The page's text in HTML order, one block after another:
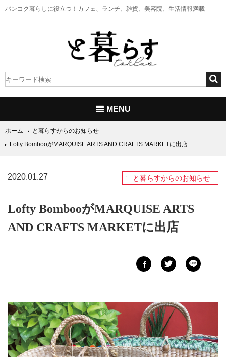
バンコク暮らしに役立つ！ カフェ、ランチ、雑貨、美容院、生活情報満載
MENU
ホーム
と暮らすからのお知らせ
Lofty BombooがMARQUISE ARTS AND CRAFTS MARKETに出店
2020.01.27 と暮らすからのお知らせ
Lofty BombooがMARQUISE ARTS
AND CRAFTS MARKETに出店